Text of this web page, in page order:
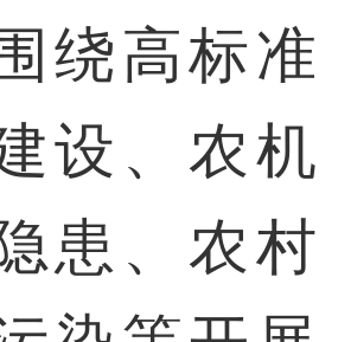
绕高标准
设、农机
患、农村